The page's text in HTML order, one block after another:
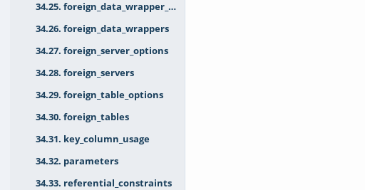
34.25. foreign_data_wrapper_options
34.26. foreign_data_wrappers
34.27. foreign_server_options
34.28. foreign_servers
34.29. foreign_table_options
34.30. foreign_tables
34.31. key_column_usage
34.32. parameters
34.33. referential_constraints